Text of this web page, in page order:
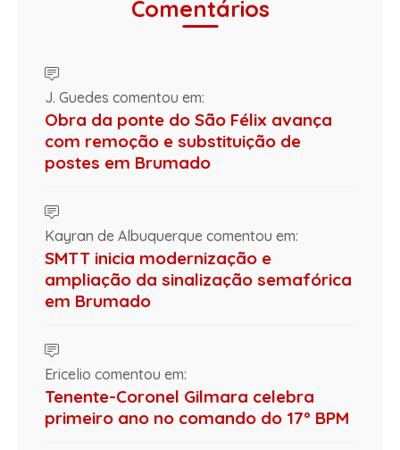
Comentários
J. Guedes comentou em:
Obra da ponte do São Félix avança
com remoção e substituição de
postes em Brumado
Kayran de Albuquerque comentou em:
SMTT inicia modernização e
ampliação da sinalização semafórica
em Brumado
Ericelio comentou em:
Tenente-Coronel Gilmara celebra
primeiro ano no comando do 17º BPM